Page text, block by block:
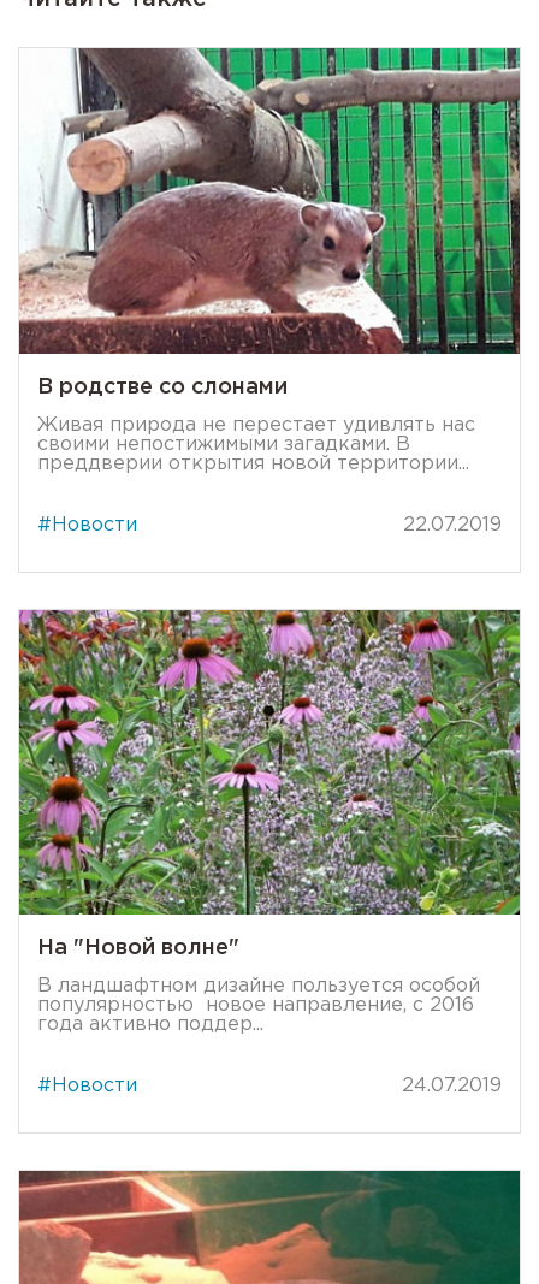
В родстве со слонами
Живая природа не перестает удивлять нас
своими непостижимыми загадками. В
преддверии открытия новой территории...
#Новости 22.07.2019
На "Новой волне"
В ландшафтном дизайне пользуется особой
популярностью новое направление, с 2016
года активно поддер...
#Новости 24.07.2019